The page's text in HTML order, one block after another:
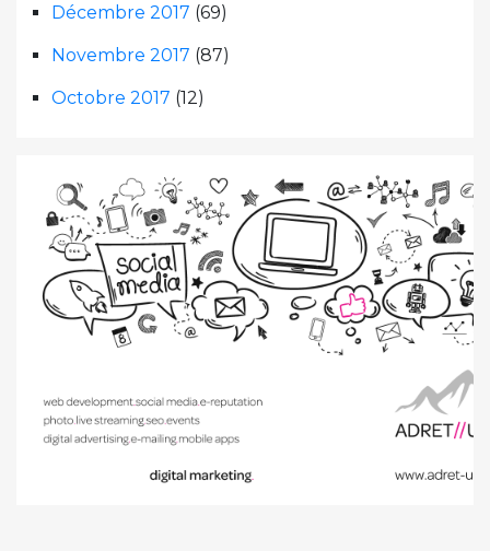
Décembre 2017 (69)
Novembre 2017 (87)
Octobre 2017 (12)